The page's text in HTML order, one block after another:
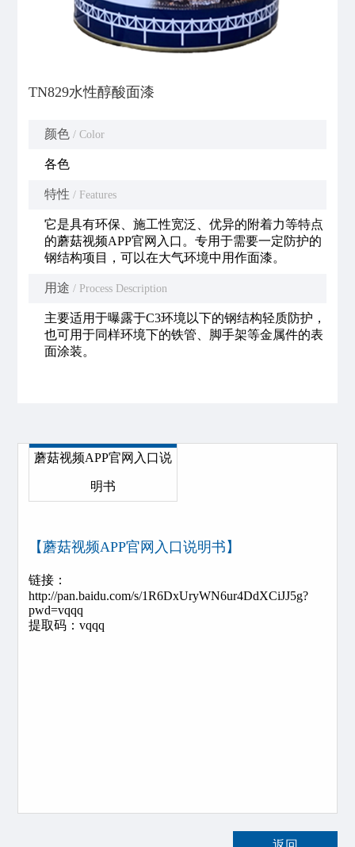
TN829水性醇酸面漆
颜色 / Color
各色
特性 / Features
它是具有环保、施工性宽泛、优异的附着力等特点
的蘑菇视频APP官网入口。专用于需要一定防护的
钢结构项目，可以在大气环境中用作面漆。
用途 / Process Description
主要适用于曝露于C3环境以下的钢结构轻质防护，
也可用于同样环境下的铁管、脚手架等金属件的表
面涂装。
蘑菇视频APP官网入口说
明书
【蘑菇视频APP官网入口说明书】
链接：
http://pan.baidu.com/s/1R6DxUryWN6ur4DdXCiJJ5g?
pwd=vqqq
提取码：vqqq